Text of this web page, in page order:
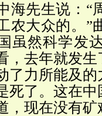
先生说：“周
农大众的。”
虽然科学发
，去年就发
了力所能及
死了。这在
，现在没有